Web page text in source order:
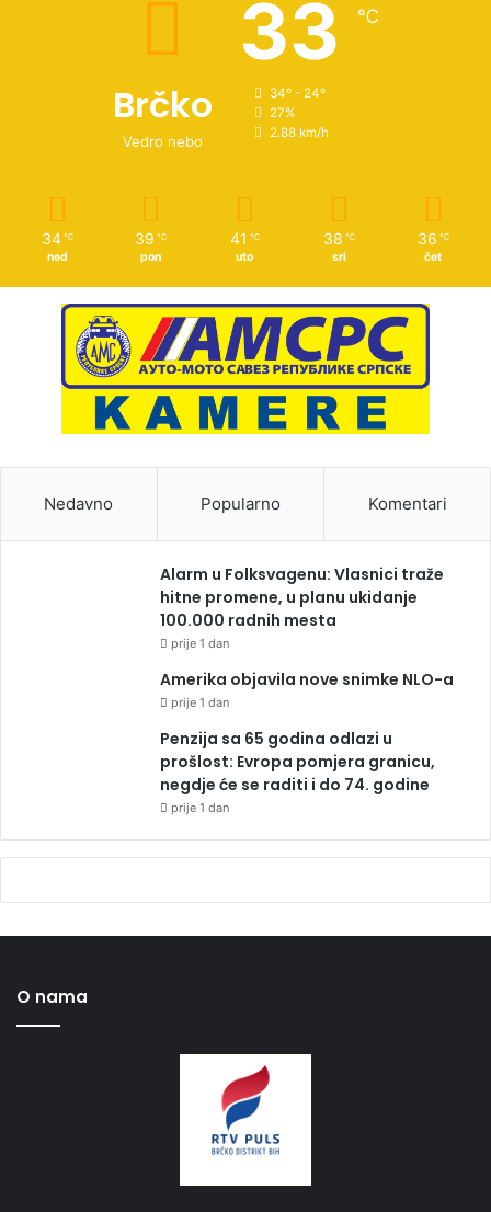
Brčko
Vedro nebo
33 ℃
34º - 24º
27%
2.88 km/h
34 ℃
ned
39 ℃
pon
41 ℃
uto
38 ℃
sri
36 ℃
čet
Nedavno Popularno Komentari
Alarm u Folksvagenu: Vlasnici traže
hitne promene, u planu ukidanje
100.000 radnih mesta
prije 1 dan
Amerika objavila nove snimke NLO-a
prije 1 dan
Penzija sa 65 godina odlazi u
prošlost: Evropa pomjera granicu,
negdje će se raditi i do 74. godine
prije 1 dan
O nama